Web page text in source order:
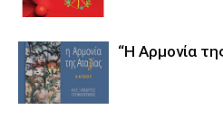
“Η Αρμονία